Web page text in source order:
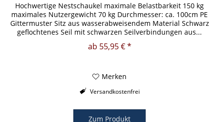
Hochwertige Nestschaukel maximale Belastbarkeit 150 kg
maximales Nutzergewicht 70 kg Durchmesser: ca. 100cm PE
Gittermuster Sitz aus wasserabweisendem Material Schwarz
geflochtenes Seil mit schwarzen Seilverbindungen aus...
ab 55,95 € *
Merken
Versandkostenfrei
Zum Produkt